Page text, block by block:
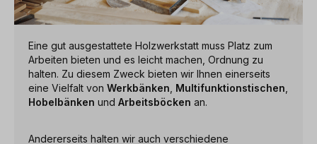
Eine gut ausgestattete Holzwerkstatt muss Platz zum
Arbeiten bieten und es leicht machen, Ordnung zu
halten. Zu diesem Zweck bieten wir Ihnen einerseits
eine Vielfalt von Werkbänken Multifunktionstischen
Hobelbänken und Arbeitsböcken an.
Andererseits halten wir auch verschiedene